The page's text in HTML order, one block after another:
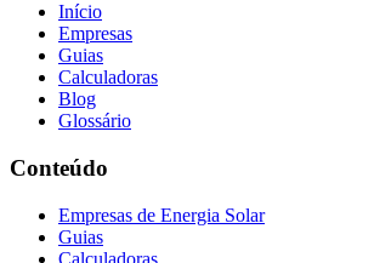
Início
Empresas
Guias
Calculadoras
Blog
Glossário
Conteúdo
Empresas de Energia Solar
Guias
Calculadoras